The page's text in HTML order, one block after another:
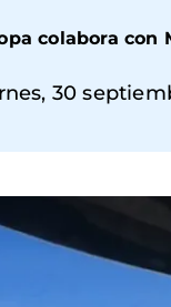
colabora con
30